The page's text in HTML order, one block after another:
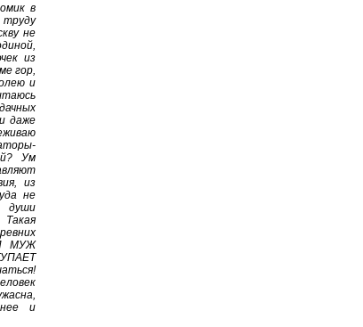
в
не
из
гор,
и
даже
Ум
из
не
души
Такая
МУЖ
и